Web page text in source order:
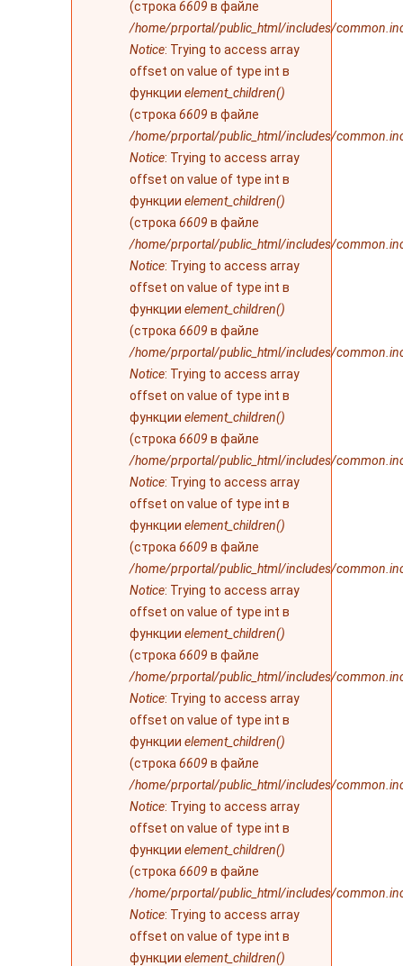
(строка 6609 в файле
/home/prportal/public_html/includes/
Notice: Trying to access array
offset on value of type int в
функции element_children()
(строка 6609 в файле
/home/prportal/public_html/includes/
Notice: Trying to access array
offset on value of type int в
функции element_children()
(строка 6609 в файле
/home/prportal/public_html/includes/
Notice: Trying to access array
offset on value of type int в
функции element_children()
(строка 6609 в файле
/home/prportal/public_html/includes/
Notice: Trying to access array
offset on value of type int в
функции element_children()
(строка 6609 в файле
/home/prportal/public_html/includes/
Notice: Trying to access array
offset on value of type int в
функции element_children()
(строка 6609 в файле
/home/prportal/public_html/includes/
Notice: Trying to access array
offset on value of type int в
функции element_children()
(строка 6609 в файле
/home/prportal/public_html/includes/
Notice: Trying to access array
offset on value of type int в
функции element_children()
(строка 6609 в файле
/home/prportal/public_html/includes/
Notice: Trying to access array
offset on value of type int в
функции element_children()
(строка 6609 в файле
/home/prportal/public_html/includes/
Notice: Trying to access array
offset on value of type int в
функции element_children()